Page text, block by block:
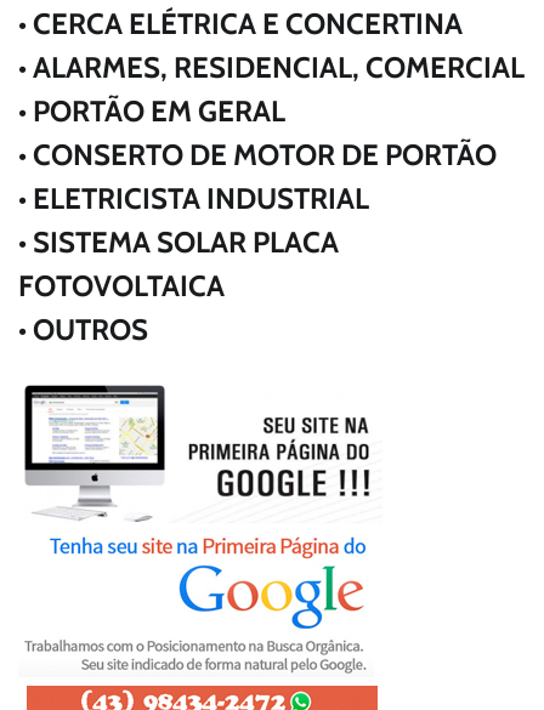
• CERCA ELÉTRICA E CONCERTINA
• ALARMES, RESIDENCIAL, COMERCIAL
• PORTÃO EM GERAL
• CONSERTO DE MOTOR DE PORTÃO
• ELETRICISTA INDUSTRIAL
• SISTEMA SOLAR PLACA
FOTOVOLTAICA
• OUTROS